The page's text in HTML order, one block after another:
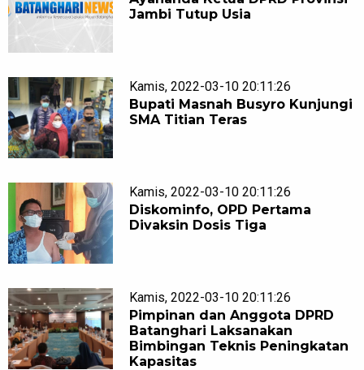
Jambi Tutup Usia
Kamis, 2022-03-10 20:11:26
Bupati Masnah Busyro Kunjungi
SMA Titian Teras
Kamis, 2022-03-10 20:11:26
Diskominfo, OPD Pertama
Divaksin Dosis Tiga
Kamis, 2022-03-10 20:11:26
Pimpinan dan Anggota DPRD
Batanghari Laksanakan
Bimbingan Teknis Peningkatan
Kapasitas